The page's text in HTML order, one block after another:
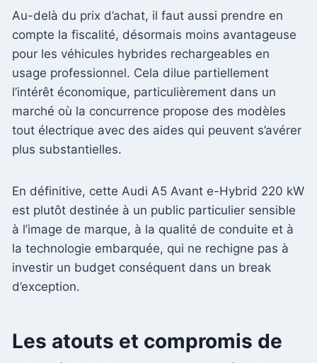
Au-delà du prix d’achat, il faut aussi prendre en
compte la fiscalité, désormais moins avantageuse
pour les véhicules hybrides rechargeables en
usage professionnel. Cela dilue partiellement
l’intérêt économique, particulièrement dans un
marché où la concurrence propose des modèles
tout électrique avec des aides qui peuvent s’avérer
plus substantielles.
En définitive, cette Audi A5 Avant e-Hybrid 220 kW
est plutôt destinée à un public particulier sensible
à l’image de marque, à la qualité de conduite et à
la technologie embarquée, qui ne rechigne pas à
investir un budget conséquent dans un break
d’exception.
Les atouts et compromis de